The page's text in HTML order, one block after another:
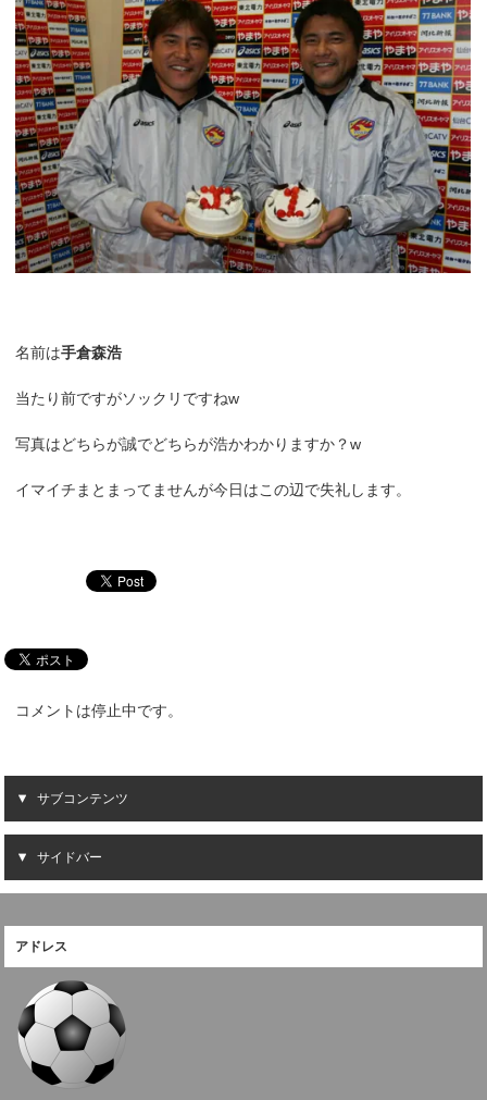
名前は手倉森浩
当たり前ですがソックリですねw
写真はどちらが誠でどちらが浩かわかりますか？w
イマイチまとまってませんが今日はこの辺で失礼します。
コメントは停止中です。
サブコンテンツ
サイドバー
アドレス